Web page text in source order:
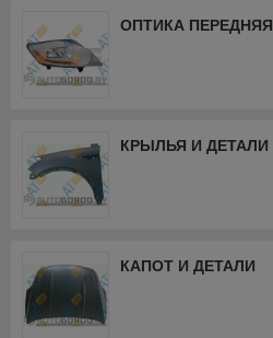
ОПТИКА ПЕРЕДНЯЯ
КРЫЛЬЯ И ДЕТАЛИ
КАПОТ И ДЕТАЛИ